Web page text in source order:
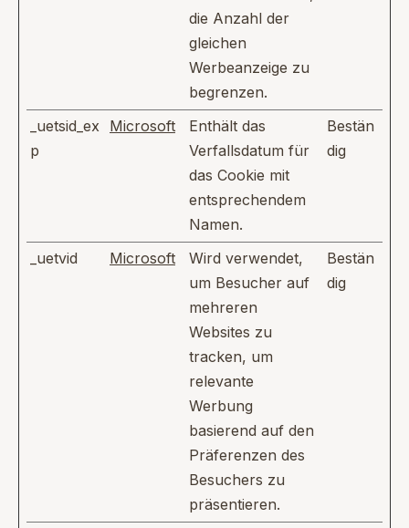
die Anzahl der
gleichen
Werbeanzeige zu
begrenzen.
_uetsid_ex
p
Microsoft
Enthält das
Verfallsdatum für
das Cookie mit
entsprechendem
Namen.
Bestän
dig
_uetvid Microsoft
Wird verwendet,
um Besucher auf
mehreren
Websites zu
tracken, um
relevante
Werbung
basierend auf den
Präferenzen des
Besuchers zu
präsentieren.
Bestän
dig